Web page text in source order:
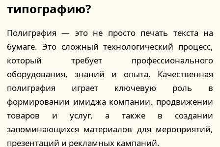
типографию?
Полиграфия — это не просто печать текста на
бумаге. Это сложный технологический процесс,
который требует профессионального
оборудования, знаний и опыта. Качественная
полиграфия играет ключевую роль в
формировании имиджа компании, продвижении
товаров и услуг, а также в создании
запоминающихся материалов для мероприятий,
презентаций и рекламных кампаний.